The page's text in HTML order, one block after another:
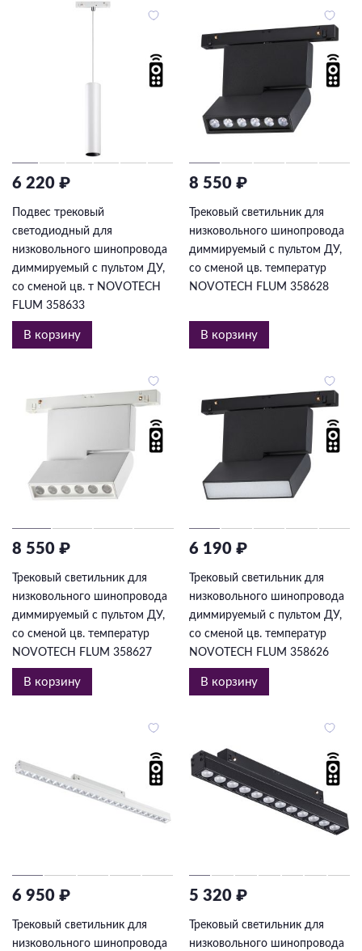
6 220 ₽
Подвес трековый
светодиодный для
низковольного шинопровода
диммируемый с пультом ДУ,
со сменой цв. т NOVOTECH
FLUM 358633
В корзину
8 550 ₽
Трековый светильник для
низковольного шинопровода
диммируемый с пультом ДУ,
со сменой цв. температур
NOVOTECH FLUM 358628
В корзину
8 550 ₽
Трековый светильник для
низковольного шинопровода
диммируемый с пультом ДУ,
со сменой цв. температур
NOVOTECH FLUM 358627
В корзину
6 190 ₽
Трековый светильник для
низковольного шинопровода
диммируемый с пультом ДУ,
со сменой цв. температур
NOVOTECH FLUM 358626
В корзину
6 950 ₽
Трековый светильник для
низковольного шинопровода
5 320 ₽
Трековый светильник для
низковольного шинопровода